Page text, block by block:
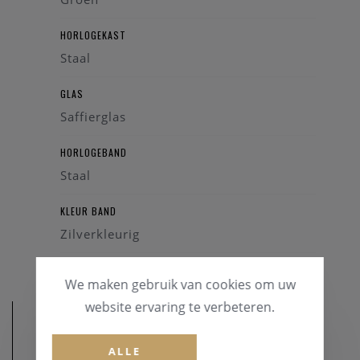
HORLOGEKAST
Staal
GLAS
Saffierglas
HORLOGEBAND
Staal
KLEUR BAND
Zilverkleurig
We maken gebruik van cookies om uw
website ervaring te verbeteren.
ALLE